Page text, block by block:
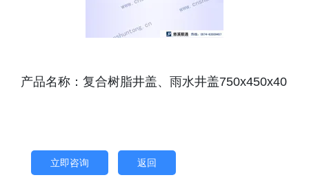
产品名称：复合树脂井盖、雨水井盖750x450x40
立即咨询 返回